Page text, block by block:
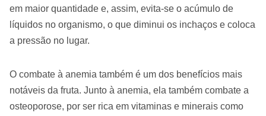
em maior quantidade e, assim, evita-se o acúmulo de
líquidos no organismo, o que diminui os inchaços e coloca
a pressão no lugar.
O combate à anemia também é um dos benefícios mais
notáveis da fruta. Junto à anemia, ela também combate a
osteoporose, por ser rica em vitaminas e minerais como